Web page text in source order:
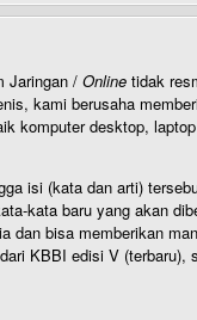
Jaringan / Online tidak
kami berusaha
komputer desktop,
isi (kata dan arti)
kata baru yang akan
bisa memberikan
KBBI edisi V (terbaru),